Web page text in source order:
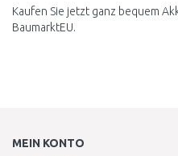
Kaufen Sie jetzt ganz bequem
BaumarktEU.
MEIN KONTO